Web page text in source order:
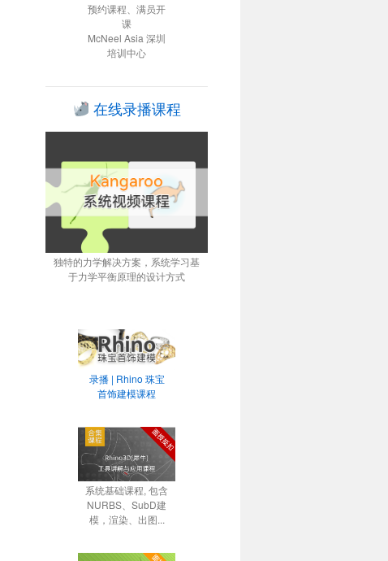
预约课程、满员开
课
McNeel Asia 深圳
培训中心
在线录播课程
独特的力学解决方案，系统学习基
于力学平衡原理的设计方式
录播 | Rhino 珠宝
首饰建模课程
系统基础课程, 包含
NURBS、SubD建
模，渲染、出图...